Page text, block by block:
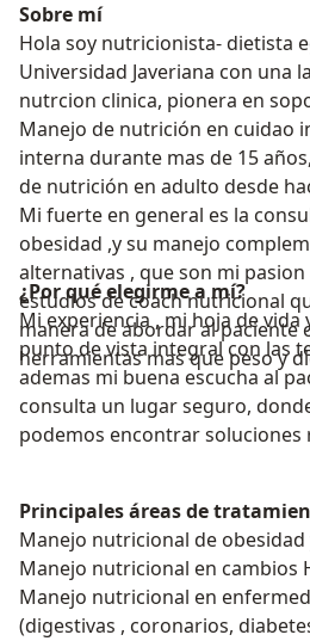
Sobre mí
Hola soy nutricionista- dietista
Universidad Javeriana con una larga trayectoria en
nutrcion clinica, pionera en
Manejo de nutrición en cuidao intensivo, y medicina
interna durante mas de 15 años, y manejo de consulta
de nutrición en adulto desde
Mi fuerte en general es la consulta de
obesidad ,y su manejo
alternativas , que son mi pasion ademas tengo
estudios de coach nutricional que ha cambiado mi
manera de abordar al paciente con diferentes
herramientas mas que peso y
¿Por qué elegirme a mí?
Mi experiencia , mi hoja de vida y el
punto de vista integral con las terapias alternativas y
ademas mi buena escucha al paciente hacen de mi
consulta un lugar seguro, donde entre los dos
Principales áreas de
Manejo
Manejo nutricional
Manejo nutricional en enfermedades cronicas
(digestivas , coronarios,